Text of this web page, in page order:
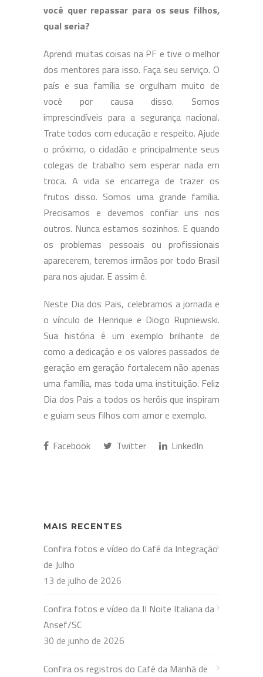
você quer repassar para os seus filhos,
qual seria?
Aprendi muitas coisas na PF e tive o melhor
dos mentores para isso. Faça seu serviço. O
país e sua família se orgulham muito de
você por causa disso. Somos
imprescindíveis para a segurança nacional.
Trate todos com educação e respeito. Ajude
o próximo, o cidadão e principalmente seus
colegas de trabalho sem esperar nada em
troca. A vida se encarrega de trazer os
frutos disso. Somos uma grande família.
Precisamos e devemos confiar uns nos
outros. Nunca estamos sozinhos. E quando
os problemas pessoais ou profissionais
aparecerem, teremos irmãos por todo Brasil
para nos ajudar. E assim é.
Neste Dia dos Pais, celebramos a jornada e
o vínculo de Henrique e Diogo Rupniewski.
Sua história é um exemplo brilhante de
como a dedicação e os valores passados de
geração em geração fortalecem não apenas
uma família, mas toda uma instituição. Feliz
Dia dos Pais a todos os heróis que inspiram
e guiam seus filhos com amor e exemplo.
Facebook Twitter LinkedIn
MAIS RECENTES
Confira fotos e vídeo do Café da Integração
de Julho
13 de julho de 2026
Confira fotos e vídeo da II Noite Italiana da
Ansef/SC
30 de junho de 2026
Confira os registros do Café da Manhã de